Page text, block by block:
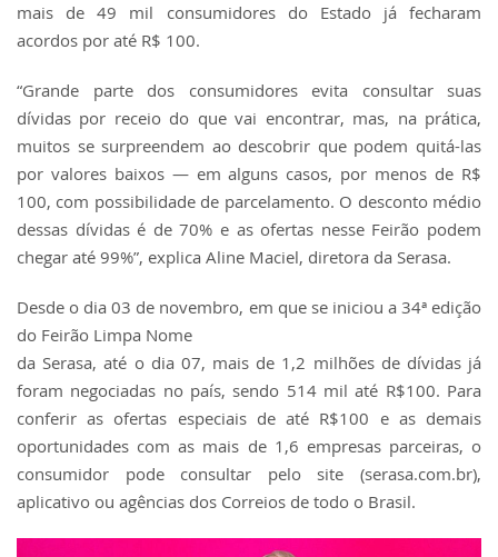
mais de 49 mil consumidores do Estado já fecharam
acordos por até R$ 100.
“Grande parte dos consumidores evita consultar suas
dívidas por receio do que vai encontrar, mas, na prática,
muitos se surpreendem ao descobrir que podem quitá-las
por valores baixos — em alguns casos, por menos de R$
100, com possibilidade de parcelamento. O desconto médio
dessas dívidas é de 70% e as ofertas nesse Feirão podem
chegar até 99%”, explica Aline Maciel, diretora da Serasa.
Desde o dia 03 de novembro, em que se iniciou a 34ª edição
do Feirão Limpa Nome
da Serasa, até o dia 07, mais de 1,2 milhões de dívidas já
foram negociadas no país, sendo 514 mil até R$100. Para
conferir as ofertas especiais de até R$100 e as demais
oportunidades com as mais de 1,6 empresas parceiras, o
consumidor pode consultar pelo site (serasa.com.br),
aplicativo ou agências dos Correios de todo o Brasil.